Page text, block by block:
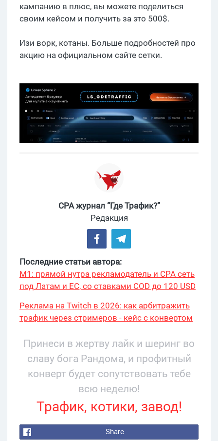
кампанию в плюс, вы можете поделиться
своим кейсом и получить за это 500$.
Изи ворк, котаны. Больше подробностей про
акцию на официальном сайте сетки.
CPA журнал “Где Трафик?”
Редакция
Последние статьи автора:
М1: прямой нутра рекламодатель и CPA сеть
под Латам и ЕС, со ставками COD до 120 USD
Реклама на Twitch в 2026: как арбитражить
трафик через стримеров - кейс с конвертом
Принеси в жертву лайк и шеринг во
славу бога Рандома, и профитный
конверт будет сопутствовать тебе
всю неделю!
Трафик, котики, завод!
Share